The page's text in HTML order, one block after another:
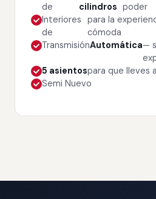
de
cilindros poder
Interiores
de
para la
cómoda
TransmisiónAutomática—
5 asientospara que lleves
Semi Nuevo